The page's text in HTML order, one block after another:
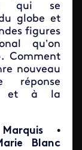
qui se
globe et
figures
qu’on
Comment
nouveau
et à la
•
Blanc